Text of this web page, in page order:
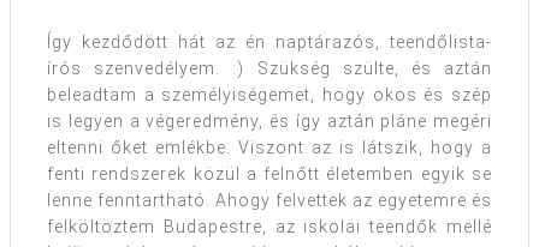
Így kezdődött hát az én naptárazós, teendőlista-
írós szenvedélyem. :) Szükség szülte, és aztán
beleadtam a személyiségemet, hogy okos és szép
is legyen a végeredmény, és így aztán pláne megéri
eltenni őket emlékbe. Viszont az is látszik, hogy a
fenti rendszerek közül a felnőtt életemben egyik se
lenne fenntartható. Ahogy felvettek az egyetemre és
felköltöztem Budapestre, az iskolai teendők mellé